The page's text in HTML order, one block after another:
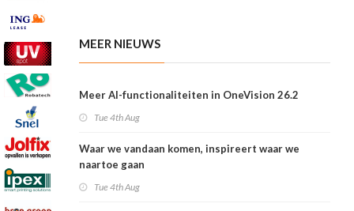
MEER NIEUWS
Meer AI-functionaliteiten in OneVision 26.2
Tue 4th Aug
Waar we vandaan komen, inspireert waar we
naartoe gaan
Tue 4th Aug